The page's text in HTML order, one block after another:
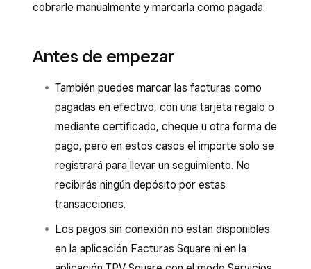
cobrarle manualmente y marcarla como pagada.
Antes de empezar
También puedes marcar las facturas como
pagadas en efectivo, con una tarjeta regalo o
mediante certificado, cheque u otra forma de
pago, pero en estos casos el importe solo se
registrará para llevar un seguimiento. No
recibirás ningún depósito por estas
transacciones.
Los pagos sin conexión no están disponibles
en la aplicación Facturas Square ni en la